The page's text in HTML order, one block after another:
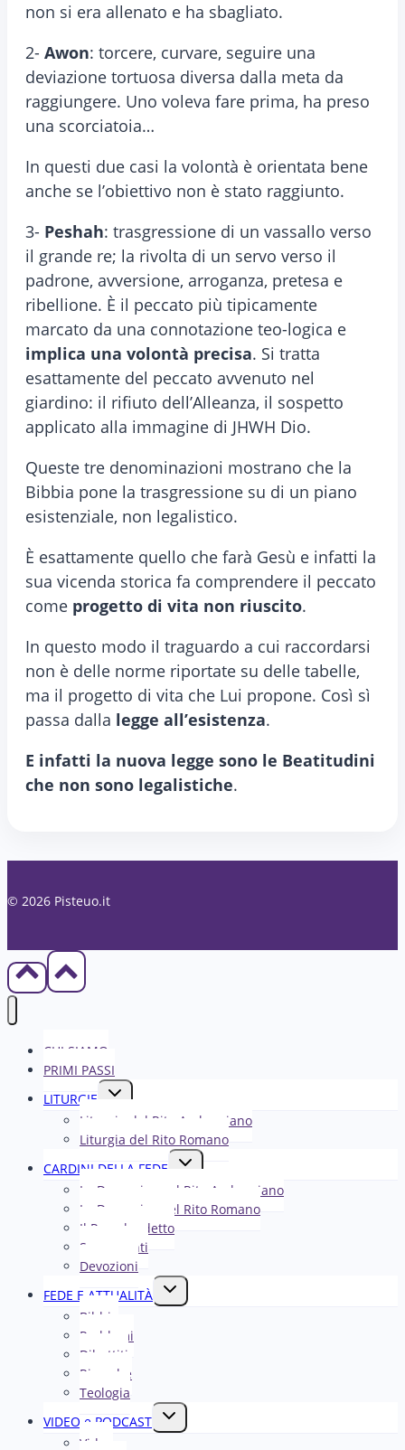
non si era allenato e ha sbagliato.
2- Awon: torcere, curvare, seguire una
deviazione tortuosa diversa dalla meta da
raggiungere. Uno voleva fare prima, ha preso
una scorciatoia…
In questi due casi la volontà è orientata bene
anche se l’obiettivo non è stato raggiunto.
3- Peshah: trasgressione di un vassallo verso
il grande re; la rivolta di un servo verso il
padrone, avversione, arroganza, pretesa e
ribellione. È il peccato più tipicamente
marcato da una connotazione teo-logica e
implica una volontà precisa. Si tratta
esattamente del peccato avvenuto nel
giardino: il rifiuto dell’Alleanza, il sospetto
applicato alla immagine di JHWH Dio.
Queste tre denominazioni mostrano che la
Bibbia pone la trasgressione su di un piano
esistenziale, non legalistico.
È esattamente quello che farà Gesù e infatti la
sua vicenda storica fa comprendere il peccato
come progetto di vita non riuscito.
In questo modo il traguardo a cui raccordarsi
non è delle norme riportate su delle tabelle,
ma il progetto di vita che Lui propone. Così sì
passa dalla legge all’esistenza.
E infatti la nuova legge sono le Beatitudini
che non sono legalistiche.
© 2026 Pisteuo.it
CHI SIAMO
PRIMI PASSI
LITURGIE
Alterna
figlio
Liturgia del Rito Ambrosiano
Liturgia del Rito Romano
CARDINI DELLA FEDE
Alterna
figlio
La Domenica nel R​​​​​​ito Ambrosiano
La Domenica nel Rito Romano
Il Papa ha detto
Sacramenti
Devozioni
FEDE E ATTUALITÀ
Alterna
menu
Bibbia
Problemi
Dibattiti
Ricerche
Teologia
VIDEO e PODCAST
Alterna
menu
Video